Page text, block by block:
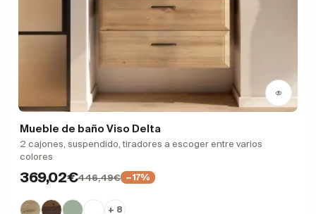
Mueble de baño Viso Delta
2 cajones, suspendido, tiradores a escoger entre varios
colores
369,02€446,49€ −17%
+ 8